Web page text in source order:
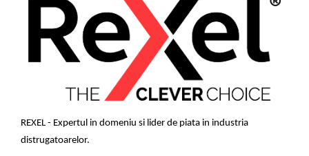
REXEL - Expertul in domeniu si lider de piata in industria
distrugatoarelor.